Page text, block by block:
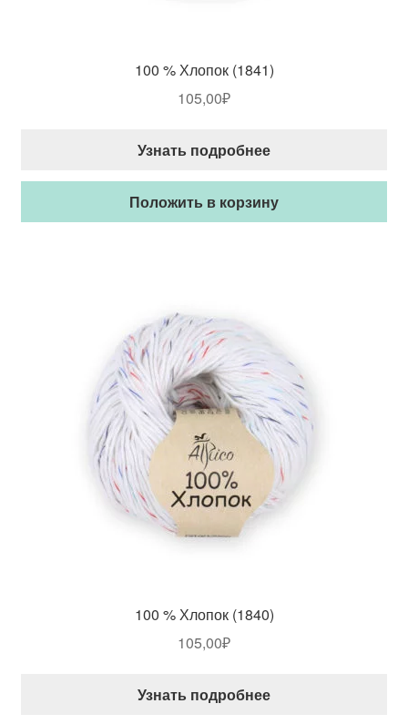
100 % Хлопок (1841)
105,00₽
Узнать подробнее
Положить в корзину
100 % Хлопок (1840)
105,00₽
Узнать подробнее